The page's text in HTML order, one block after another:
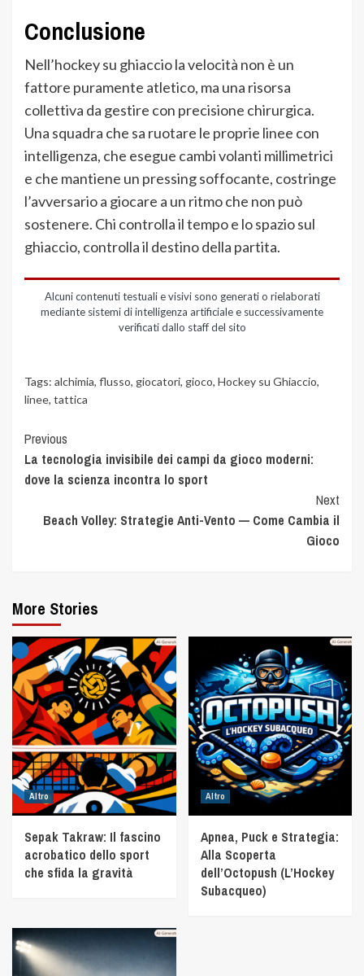
Conclusione
Nell’hockey su ghiaccio la velocità non è un
fattore puramente atletico, ma una risorsa
collettiva da gestire con precisione chirurgica.
Una squadra che sa ruotare le proprie linee con
intelligenza, che esegue cambi volanti millimetrici
e che mantiene un pressing soffocante, costringe
l’avversario a giocare a un ritmo che non può
sostenere. Chi controlla il tempo e lo spazio sul
ghiaccio, controlla il destino della partita.
Alcuni contenuti testuali e visivi sono generati o rielaborati
mediante sistemi di intelligenza artificiale e successivamente
verificati dallo staff del sito
Tags: alchimia, flusso, giocatori, gioco, Hockey su Ghiaccio,
linee, tattica
Previous
La tecnologia invisibile dei campi da gioco moderni:
dove la scienza incontra lo sport
Next
Beach Volley: Strategie Anti-Vento — Come Cambia il
Gioco
More Stories
Altro
Sepak Takraw: Il fascino
acrobatico dello sport
che sfida la gravità
Altro
Apnea, Puck e Strategia:
Alla Scoperta
dell’Octopush (L’Hockey
Subacqueo)